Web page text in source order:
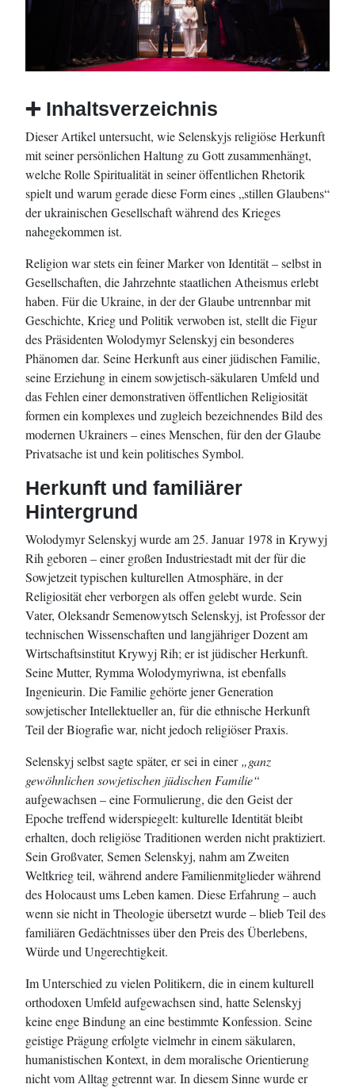
➕ Inhaltsverzeichnis
Dieser Artikel untersucht, wie Selenskyjs religiöse Herkunft
mit seiner persönlichen Haltung zu Gott zusammenhängt,
welche Rolle Spiritualität in seiner öffentlichen Rhetorik
spielt und warum gerade diese Form eines „stillen Glaubens“
der ukrainischen Gesellschaft während des Krieges
nahegekommen ist.
Religion war stets ein feiner Marker von Identität – selbst in
Gesellschaften, die Jahrzehnte staatlichen Atheismus erlebt
haben. Für die Ukraine, in der der Glaube untrennbar mit
Geschichte, Krieg und Politik verwoben ist, stellt die Figur
des Präsidenten Wolodymyr Selenskyj ein besonderes
Phänomen dar. Seine Herkunft aus einer jüdischen Familie,
seine Erziehung in einem sowjetisch-säkularen Umfeld und
das Fehlen einer demonstrativen öffentlichen Religiosität
formen ein komplexes und zugleich bezeichnendes Bild des
modernen Ukrainers – eines Menschen, für den der Glaube
Privatsache ist und kein politisches Symbol.
Herkunft und familiärer
Hintergrund
Wolodymyr Selenskyj wurde am 25. Januar 1978 in Krywyj
Rih geboren – einer großen Industriestadt mit der für die
Sowjetzeit typischen kulturellen Atmosphäre, in der
Religiosität eher verborgen als offen gelebt wurde. Sein
Vater, Oleksandr Semenowytsch Selenskyj, ist Professor der
technischen Wissenschaften und langjähriger Dozent am
Wirtschaftsinstitut Krywyj Rih; er ist jüdischer Herkunft.
Seine Mutter, Rymma Wolodymyriwna, ist ebenfalls
Ingenieurin. Die Familie gehörte jener Generation
sowjetischer Intellektueller an, für die ethnische Herkunft
Teil der Biografie war, nicht jedoch religiöser Praxis.
Selenskyj selbst sagte später, er sei in einer„ganz
gewöhnlichen sowjetischen jüdischen Familie“
aufgewachsen – eine Formulierung, die den Geist der
Epoche treffend widerspiegelt: kulturelle Identität bleibt
erhalten, doch religiöse Traditionen werden nicht praktiziert.
Sein Großvater, Semen Selenskyj, nahm am Zweiten
Weltkrieg teil, während andere Familienmitglieder während
des Holocaust ums Leben kamen. Diese Erfahrung – auch
wenn sie nicht in Theologie übersetzt wurde – blieb Teil des
familiären Gedächtnisses über den Preis des Überlebens,
Würde und Ungerechtigkeit.
Im Unterschied zu vielen Politikern, die in einem kulturell
orthodoxen Umfeld aufgewachsen sind, hatte Selenskyj
keine enge Bindung an eine bestimmte Konfession. Seine
geistige Prägung erfolgte vielmehr in einem säkularen,
humanistischen Kontext, in dem moralische Orientierung
nicht vom Alltag getrennt war. In diesem Sinne wurde er